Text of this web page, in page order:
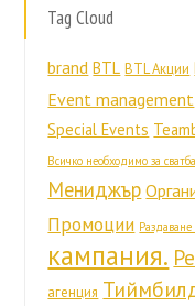
Tag Cloud
brand BTL BTL Акции
Event management
Special Events
Всичко необходимо за сватба
Мениджър
Промоции
кампания.
агенция